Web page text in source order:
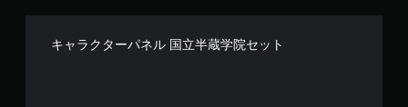
キャラクターパネル 国立半蔵学院セット